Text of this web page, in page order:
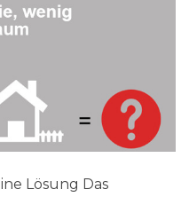
Lösung Das